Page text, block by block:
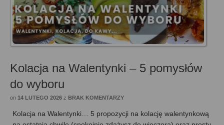
Kolacja na Walentynki – 5 pomysłów
do wyboru
on 14 LUTEGO 2026 z BRAK KOMENTARZY
Kolacja na Walentynki… 5 propozycji na kolację walentynkową